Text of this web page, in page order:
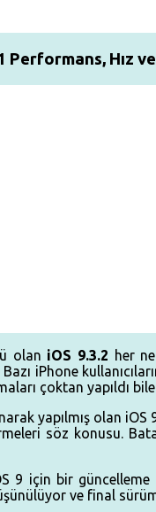
Performans, Hız
olan iOS 9.3.2 her
iPhone
çoktan yapıldı
yapılmış olan
söz konusu.
9 için bir
ve final